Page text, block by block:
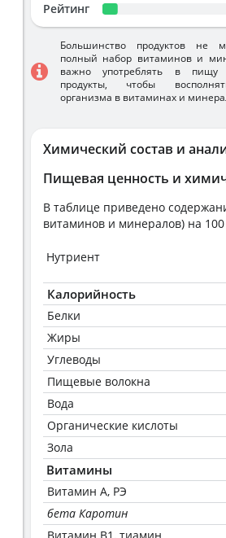
Химический состав и
Пищевая ценность и
В таблице приведено
витаминов и минералов) на
Нутриент
Калорийность
Белки
Жиры
Углеводы
Пищевые волокна
Вода
Органические кислоты
Зола
Витамины
Витамин А, РЭ
бета Каротин
Рейтинг
Большинство продуктов не
полный набор витаминов и
важно употреблять в пищу
продукты, чтобы
организма в витаминах и